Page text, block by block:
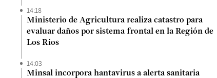
14:18
Ministerio de Agricultura realiza catastro para
evaluar daños por sistema frontal en la Región de
Los Ríos
14:03
Minsal incorpora hantavirus a alerta sanitaria